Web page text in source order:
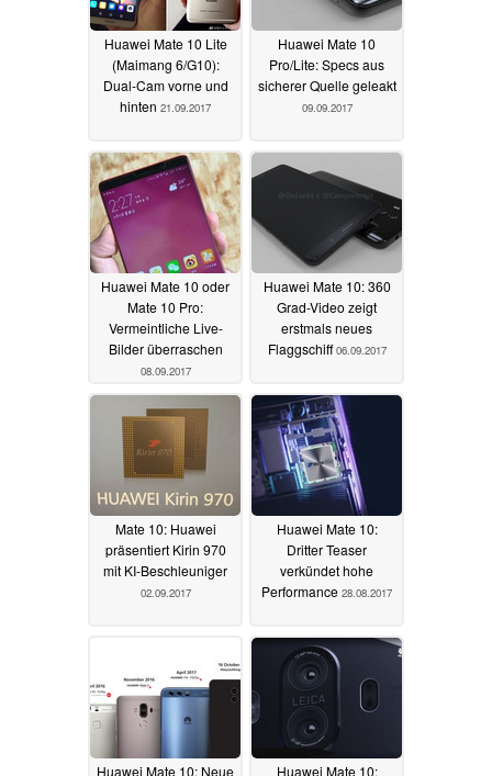
Huawei Mate 10 Lite
(Maimang 6/G10):
Dual-Cam vorne und
hinten 21.09.2017
Huawei Mate 10
Pro/Lite: Specs aus
sicherer Quelle geleakt
09.09.2017
Huawei Mate 10 oder
Mate 10 Pro:
Vermeintliche Live-
Bilder überraschen
08.09.2017
Huawei Mate 10: 360
Grad-Video zeigt
erstmals neues
Flaggschiff06.09.2017
Mate 10: Huawei
präsentiert Kirin 970
mit KI-Beschleuniger
02.09.2017
Huawei Mate 10:
Dritter Teaser
verkündet hohe
Performance 28.08.2017
Huawei Mate 10: Neue
Huawei Mate 10: